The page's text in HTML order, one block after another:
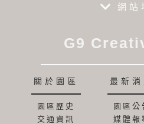
網站
G9
關於園區
園區歷史
交通資訊
最新消
園區公
媒體報